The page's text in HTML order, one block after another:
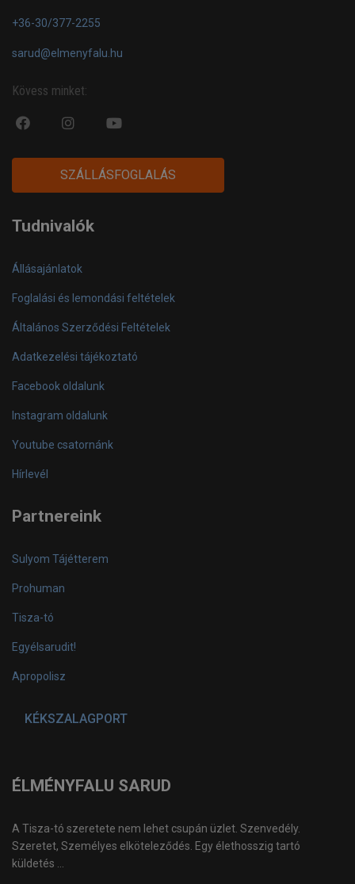
+36-30/377-2255
sarud@elmenyfalu.hu
Kövess minket:
fa
facebook-
official
instagram
fa
youtube-
play
SZÁLLÁSFOGLALÁS
Tudnivalók
Állásajánlatok
Foglalási és lemondási feltételek
Általános Szerződési Feltételek
Adatkezelési tájékoztató
Facebook oldalunk
Instagram oldalunk
Youtube csatornánk
Hírlevél
Partnereink
Sulyom Tájétterem
Prohuman
Tisza-tó
Egyélsarudit!
Apropolisz
KÉKSZALAGPORT
ÉLMÉNYFALU SARUD
A Tisza-tó szeretete nem lehet csupán üzlet. Szenvedély.
Szeretet, Személyes elköteleződés. Egy élethosszig tartó
küldetés ...